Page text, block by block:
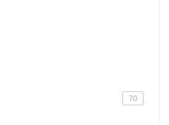
70